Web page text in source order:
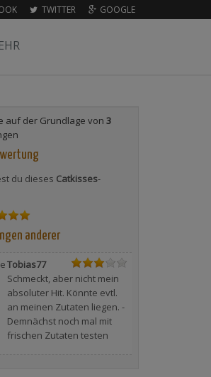
TWITTER GOOGLE
auf der Grundlage von 3
du dieses Catkisses-
anderer
Tobias77
Schmeckt, aber nicht mein
absoluter Hit. Könnte evtl.
an meinen Zutaten liegen. -
Demnächst noch mal mit
frischen Zutaten testen